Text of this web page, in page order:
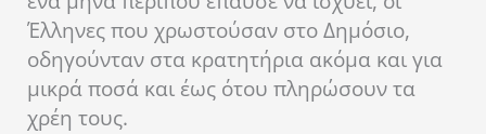
Έλληνες που χρωστούσαν στο Δημόσιο,
οδηγούνταν στα κρατητήρια ακόμα και για
μικρά ποσά και έως ότου πληρώσουν τα
χρέη τους.